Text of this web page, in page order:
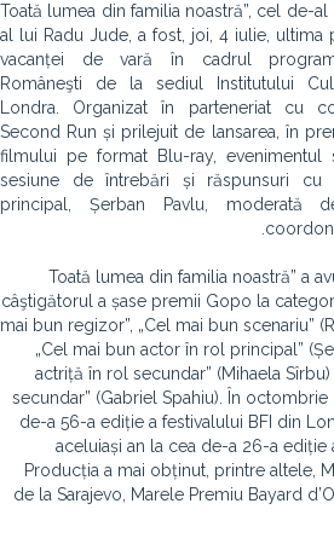
"Toată lumea din familia noastră”, cel de-
al lui Radu Jude, a fost, joi, 4 iulie, ultima
vacanței de vară în cadrul
Româneşti de la sediul Institutului
Londra. Organizat în parteneriat cu
Second Run și prilejuit de lansarea, în
filmului pe format Blu-ray, evenimentul
sesiune de întrebări și răspunsuri cu
principal, Șerban Pavlu, moderată
„Toată lumea din familia noastră” a
câştigătorul a șase premii Gopo la
mai bun regizor”, „Cel mai bun scenariu”
„Cel mai bun actor în rol principal”
actriță în rol secundar” (Mihaela
secundar” (Gabriel Spahiu). În
de-a 56-a ediție a festivalului BFI din
aceluiași an la cea de-a 26-a ediție
Producția a mai obținut, printre altele,
de la Sarajevo, Marele Premiu Bayard